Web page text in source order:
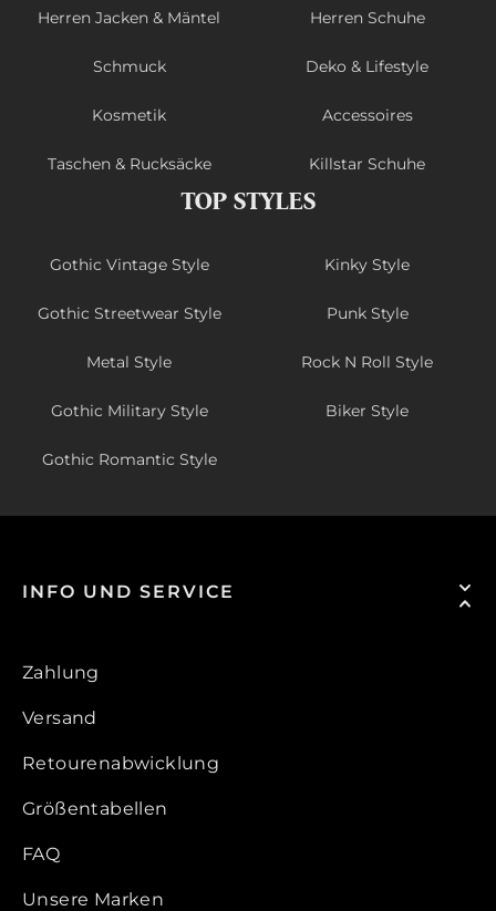
Herren Jacken & Mäntel Herren Schuhe
Schmuck Deko & Lifestyle
Kosmetik Accessoires
Taschen & Rucksäcke Killstar Schuhe
TOP STYLES
Gothic Vintage Style Kinky Style
Gothic Streetwear Style Punk Style
Metal Style Rock N Roll Style
Gothic Military Style Biker Style
Gothic Romantic Style
INFO UND SERVICE
Zahlung
Versand
Retourenabwicklung
Größentabellen
FAQ
Unsere Marken